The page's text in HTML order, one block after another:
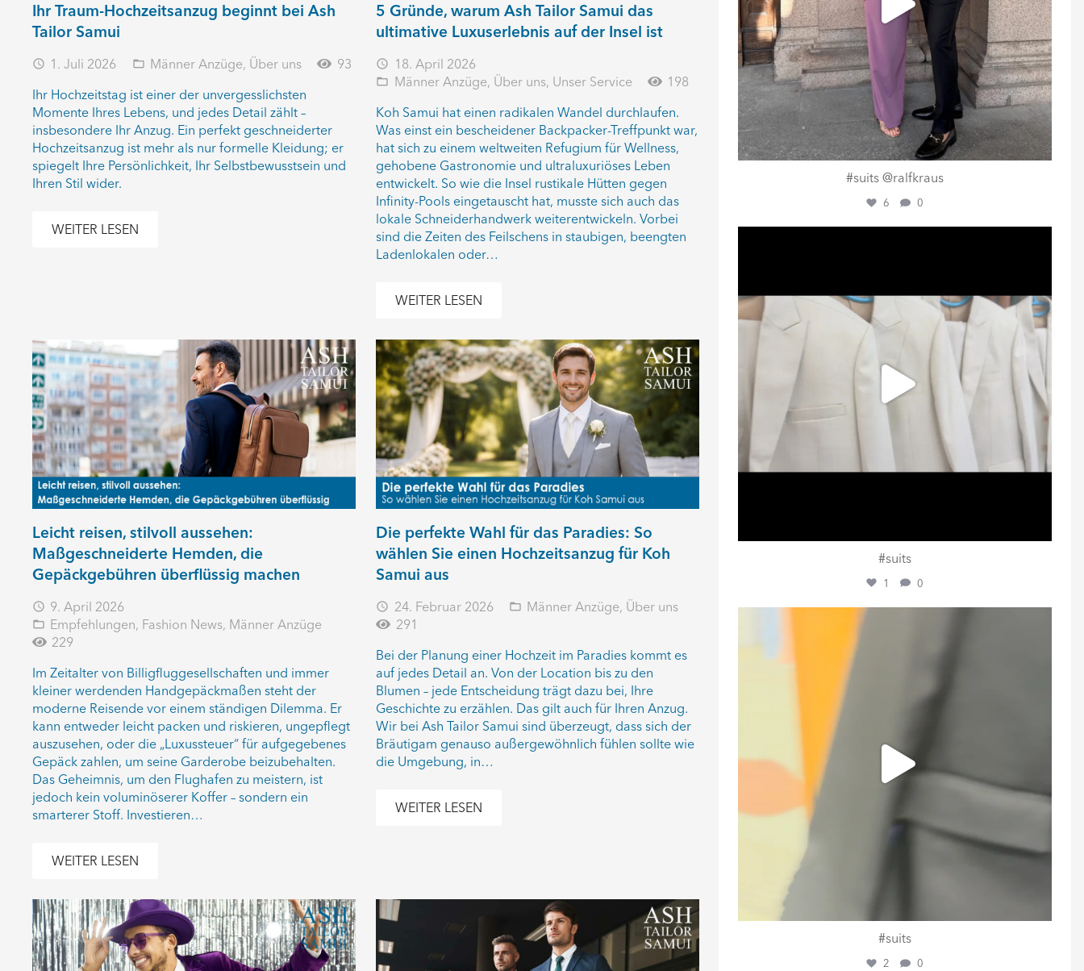
Ihr Traum-Hochzeitsanzug beginnt bei Ash
Tailor Samui
access_time 1. Juli 2026 folder_open Männer Anzüge, Über uns
93
Ihr Hochzeitstag ist einer der unvergesslichsten
Momente Ihres Lebens, und jedes Detail zählt –
insbesondere Ihr Anzug. Ein perfekt geschneiderter
Hochzeitsanzug ist mehr als nur formelle Kleidung; er
spiegelt Ihre Persönlichkeit, Ihr Selbstbewusstsein und
Ihren Stil wider.
WEITER LESEN
5 Gründe, warum Ash Tailor Samui das
ultimative Luxuserlebnis auf der Insel ist
access_time 18. April 2026
folder_open Männer Anzüge, Über uns, Unser Service
198
Koh Samui hat einen radikalen Wandel durchlaufen.
Was einst ein bescheidener Backpacker-Treffpunkt war,
hat sich zu einem weltweiten Refugium für Wellness,
gehobene Gastronomie und ultraluxuriöses Leben
entwickelt. So wie die Insel rustikale Hütten gegen
Infinity-Pools eingetauscht hat, musste sich auch das
lokale Schneiderhandwerk weiterentwickeln. Vorbei
sind die Zeiten des Feilschens in staubigen, beengten
Ladenlokalen oder…
WEITER LESEN
Leicht reisen, stilvoll aussehen:
Maßgeschneiderte Hemden, die
Gepäckgebühren überflüssig machen
access_time 9. April 2026
folder_open Empfehlungen, Fashion News, Männer Anzüge
229
Im Zeitalter von Billigfluggesellschaften und immer
kleiner werdenden Handgepäckmaßen steht der
moderne Reisende vor einem ständigen Dilemma. Er
kann entweder leicht packen und riskieren, ungepflegt
auszusehen, oder die „Luxussteuer“ für aufgegebenes
Gepäck zahlen, um seine Garderobe beizubehalten.
Das Geheimnis, um den Flughafen zu meistern, ist
jedoch kein voluminöserer Koffer – sondern ein
smarterer Stoff. Investieren…
WEITER LESEN
Die perfekte Wahl für das Paradies: So
wählen Sie einen Hochzeitsanzug für Koh
Samui aus
access_time 24. Februar 2026 folder_open Männer Anzüge, Über uns
291
Bei der Planung einer Hochzeit im Paradies kommt es
auf jedes Detail an. Von der Location bis zu den
Blumen – jede Entscheidung trägt dazu bei, Ihre
Geschichte zu erzählen. Das gilt auch für Ihren Anzug.
Wir bei Ash Tailor Samui sind überzeugt, dass sich der
Bräutigam genauso außergewöhnlich fühlen sollte wie
die Umgebung, in…
WEITER LESEN
#suits @ralfkraus
6 0
#suits
1 0
#suits
2 0